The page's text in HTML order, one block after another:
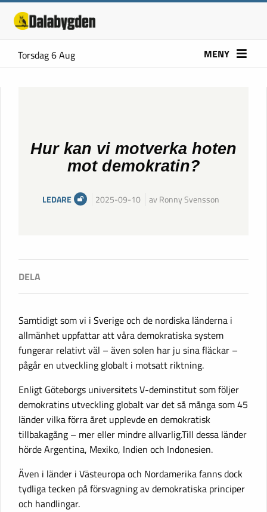
Torsdag 6 Aug MENY
Hur kan vi motverka hoten
mot demokratin?
LEDARE 2025-09-10 av Ronny Svensson
Samtidigt som vi i Sverige och de nordiska länderna i
allmänhet uppfattar att våra demokratiska system
fungerar relativt väl – även solen har ju sina fläckar –
pågår en utveckling globalt i motsatt riktning.
Enligt Göteborgs universitets V-deminstitut som följer
demokratins utveckling globalt var det så många som 45
länder vilka förra året upplevde en demokratisk
tillbakagång – mer eller mindre allvarlig.Till dessa länder
hörde Argentina, Mexiko, Indien och Indonesien.
Även i länder i Västeuropa och Nordamerika fanns dock
tydliga tecken på försvagning av demokratiska principer
och handlingar.